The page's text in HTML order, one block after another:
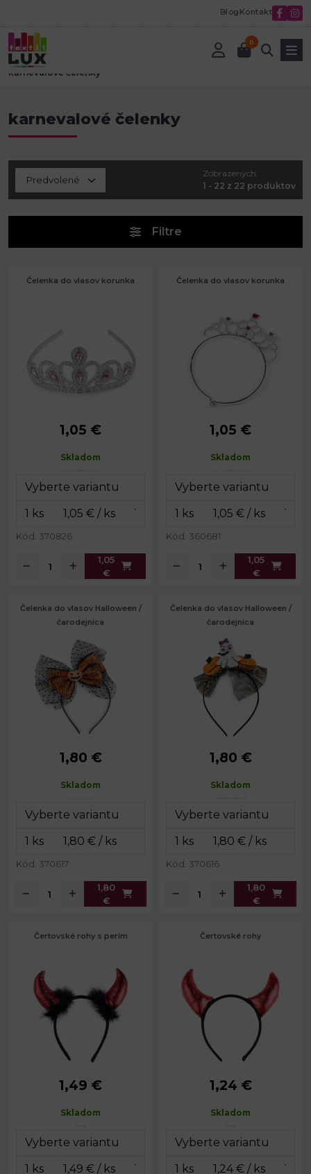
Blog Kontakt
0
Úvod
Párty, narodeniny a karneval
karnevalové čelenky
karnevalové čelenky
Zobrazených:
1 - 22 z 22 produktov
Filtre
Čelenka do vlasov korunka
Obvod čelenky:
1,05 €
Skladom
Kód: 370826
1,05
€
Čelenka do vlasov korunka
Obvod čelenky:
1,05 €
Skladom
Kód: 360681
1,05
€
Čelenka do vlasov Halloween /
čarodejnica
Obvod čelenky:
1,80 €
Skladom
Kód: 370617
1,80
€
Čelenka do vlasov Halloween /
čarodejnica
Obvod čelenky:
1,80 €
Skladom
Kód: 370616
1,80
€
Čertovské rohy s perím
Obvod čelenky:
1,49 €
Skladom
Čertovské rohy
Obvod čelenky:
1,24 €
Skladom